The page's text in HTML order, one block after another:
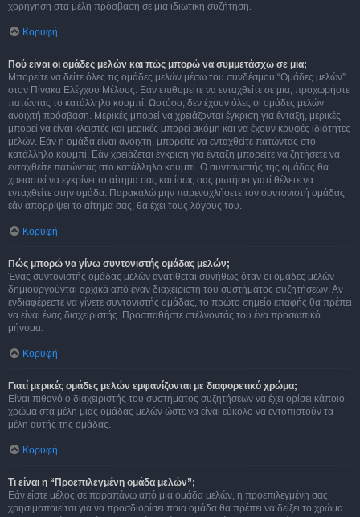
χορήγηση στα μέλη πρόσβαση σε μια ιδιωτική συζήτηση.
Κορυφή
Πού είναι οι ομάδες μελών και πώς μπορώ να συμμετάσχω σε μια;
Μπορείτε να δείτε όλες τις ομάδες μελών μέσω του συνδέσμου “Ομάδες μελών”
στον Πίνακα Ελέγχου Μέλους. Εάν επιθυμείτε να ενταχθείτε σε μια, προχωρήστε
πατώντας το κατάλληλο κουμπί. Ωστόσο, δεν έχουν όλες οι ομάδες μελών
ανοιχτή πρόσβαση. Μερικές μπορεί να χρειάζονται έγκριση για ένταξη, μερικές
μπορεί να είναι κλειστές και μερικές μπορεί ακόμη και να έχουν κρυφές ιδιότητες
μελών. Εάν η ομάδα είναι ανοιχτή, μπορείτε να ενταχθείτε πατώντας στο
κατάλληλο κουμπί. Εάν χρειάζεται έγκριση για ένταξη μπορείτε να ζητήσετε να
ενταχθείτε πατώντας στο κατάλληλο κουμπί. Ο συντονιστής της ομάδας θα
χρειαστεί να εγκρίνει το αίτημα σας και ίσως σας ρωτήσει γιατί θέλετε να
ενταχθείτε στην ομάδα. Παρακαλώ μην παρενοχλήσετε τον συντονιστή ομάδας
εάν απορρίψει το αίτημα σας, θα έχει τους λόγους του.
Κορυφή
Πώς μπορώ να γίνω συντονιστής ομάδας μελών;
Ένας συντονιστής ομάδας μελών ανατίθεται συνήθως όταν οι ομάδες μελών
δημιουργούνται αρχικά από έναν διαχειριστή του συστήματος συζητήσεων. Αν
ενδιαφέρεστε να γίνετε συντονιστής ομάδας, το πρώτο σημείο επαφής θα πρέπει
να είναι ένας διαχειριστής. Προσπαθήστε στέλνοντάς του ένα προσωπικό
μήνυμα.
Κορυφή
Γιατί μερικές ομάδες μελών εμφανίζονται με διαφορετικό χρώμα;
Είναι πιθανό ο διαχειριστής του συστήματος συζητήσεων να έχει ορίσει κάποιο
χρώμα στα μέλη μιας ομάδας μελών ώστε να είναι εύκολο να εντοπιστούν τα
μέλη αυτής της ομάδας.
Κορυφή
Τι είναι η “Προεπιλεγμένη ομάδα μελών”;
Εάν είστε μέλος σε παραπάνω από μια ομάδα μελών, η προεπιλεγμένη σας
χρησιμοποιείται για να προσδιορίσει ποια ομάδα θα πρέπει να δείξει το χρώμα